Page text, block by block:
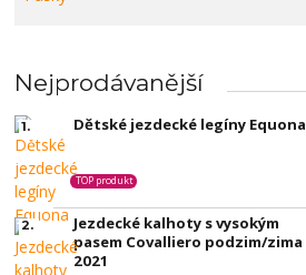
Nejprodávanější
1. Dětské jezdecké legíny Equona
TOP produkt
2.
Jezdecké kalhoty s vysokým
pasem Covalliero podzim/zima
2021